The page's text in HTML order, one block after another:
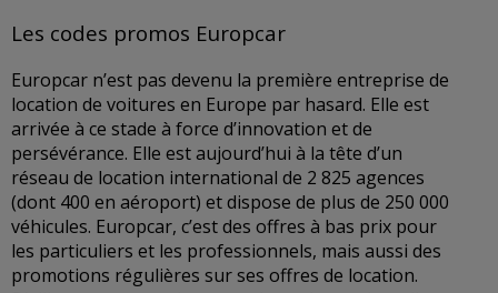
Les codes promos Europcar
Europcar n’est pas devenu la première entreprise de
location de voitures en Europe par hasard. Elle est
arrivée à ce stade à force d’innovation et de
persévérance. Elle est aujourd’hui à la tête d’un
réseau de location international de 2 825 agences
(dont 400 en aéroport) et dispose de plus de 250 000
véhicules. Europcar, c’est des offres à bas prix pour
les particuliers et les professionnels, mais aussi des
promotions régulières sur ses offres de location.